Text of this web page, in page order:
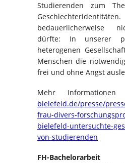
Studierenden zum
bedauerlicherweise
dürfte: In unserer
heterogenen
Menschen die
frei und ohne Angst
Mehr
bielefeld.de/presse/
frau-divers-
bielefeld-untersuchte-
von-studierenden
FH-